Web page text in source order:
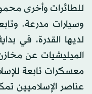
للطائرات وأخرى
وسيارات مدرعة.
لديها القدرة، في
الميليشيات عن
معسكرات تابعة
عناصر الإسلاميين